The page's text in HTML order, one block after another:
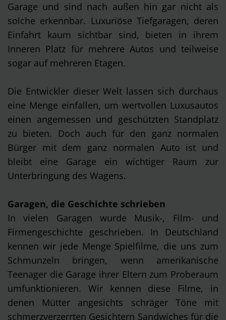
Garage und sind nach außen hin gar nicht als
solche erkennbar. Luxuriöse Tiefgaragen, deren
Einfahrt kaum sichtbar sind, bieten in ihrem
Inneren Platz für mehrere Autos und teilweise
sogar auf mehreren Etagen.
Die Entwickler dieser Welt lassen sich durchaus
eine Menge einfallen, um wertvollen Luxusautos
einen angemessen und geschützten Standplatz
zu bieten. Doch auch für den ganz normalen
Bürger mit dem ganz normalen Auto ist und
bleibt eine Garage ein wichtiger Raum zur
Unterbringung des Wagens.
Garagen, die Geschichte schrieben
In vielen Garagen wurde Musik-, Film- und
Firmengeschichte geschrieben. In Deutschland
kennen wir jede Menge Spielfilme, die uns zum
Schmunzeln bringen, wenn amerikanische
Teenager die Garage ihrer Eltern zum Proberaum
umfunktionieren. Wir kennen diese Filme, in
denen Mütter angesichts schräger Töne mit
schmerzverzerrten Gesichtern Sandwiches für die